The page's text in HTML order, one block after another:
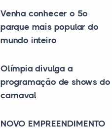
Venha conhecer o 5º
parque mais popular do
mundo inteiro
Olímpia divulga a
programação de shows do
carnaval
NOVO EMPREENDIMENTO